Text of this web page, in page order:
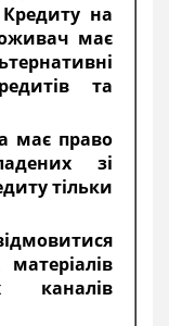
на
має
та
має право
зі
тільки
каналів